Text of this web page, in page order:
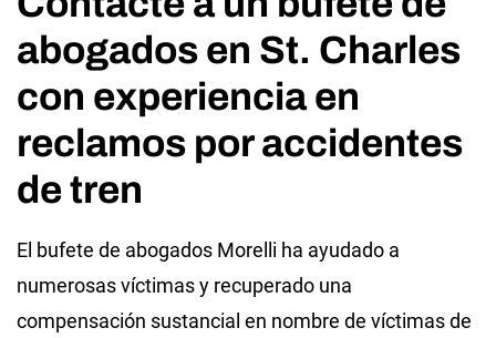
abogados en St. Charles
con experiencia en
reclamos por accidentes
de tren
El bufete de abogados Morelli ha ayudado a
numerosas víctimas y recuperado una
compensación sustancial en nombre de víctimas de